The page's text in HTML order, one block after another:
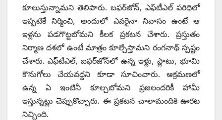
కూలుస్తున్నామని తెలిపారు. బఫర్‌జోన్‌, ఎఫ్‌టీఎల్‌ ‌పరిధిలో
ఇప్పటికే నిర్మించి, అందులో ఎవరైనా నివాసం ఉంటే ఆ
ఇళ్లను పడగొట్టబోమని కీలక ప్రకటన చేశారు. ప్రస్తుతం
నిర్మాణ దశలో ఉంటే మాత్రం కూల్చేస్తామని రంగనాథ్‌ ‌స్పష్టం
చేశారు. ఎఫ్‌టీఎల్‌, ‌బఫర్‌జోన్‌లో ఉన్న ఇళ్లు, ప్లాటు, భూమి
కొనుగోలు చేయవద్దని కూడా సూచించారు. ఆక్రమణలో
ఉన్న ఏ ఇంటినీ కూల్చబోమని ప్రజలందరికీ హామీ
ఇస్తున్నట్లు చెప్పుకొచ్చారు. ఈ ప్రకటన చాలామందికి ఊరట
నిచ్చింది.